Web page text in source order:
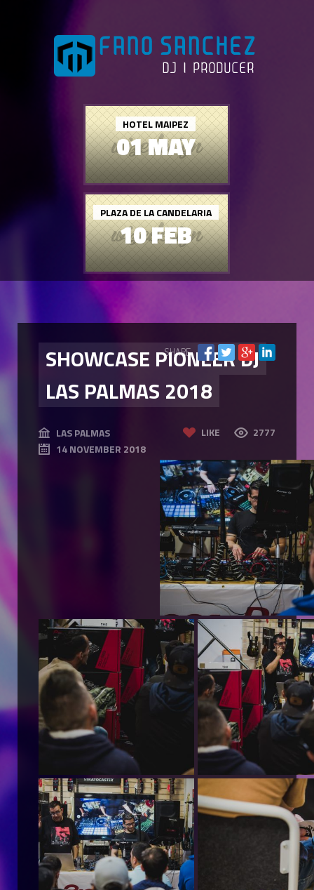
01 MAY
HOTEL MAIPEZ
10 FEB
PLAZA DE LA CANDELARIA
SHOWCASE PIONEER DJ
LAS PALMAS 2018
LIKE 2777
LAS PALMAS
14 NOVEMBER 2018
SHARE